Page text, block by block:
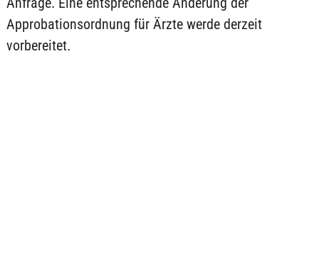
Approbationsordnung für Ärzte werde derzeit
vorbereitet.